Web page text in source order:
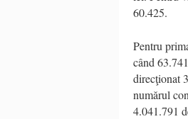
60.425.
Pentru
când
direcţionat
numărul
4.041.791